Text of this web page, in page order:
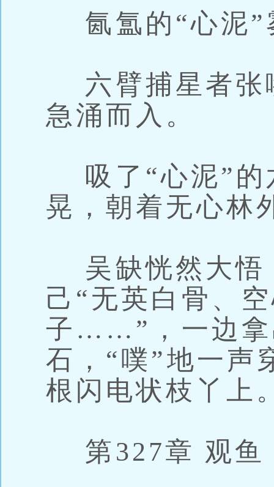
氤氲的“心泥”
六臂捕星者张
急涌而入。
吸了“心泥”的
晃，朝着无心林
吴缺恍然大悟
己“无英白骨、
子……”，一边拿
石，“噗”地一声
根闪电状枝丫上
第327章 观鱼